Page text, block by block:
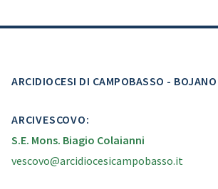
ARCIDIOCESI DI CAMPOBASSO - BOJANO
ARCIVESCOVO:
S.E. Mons. Biagio Colaianni
vescovo@arcidiocesicampobasso.it